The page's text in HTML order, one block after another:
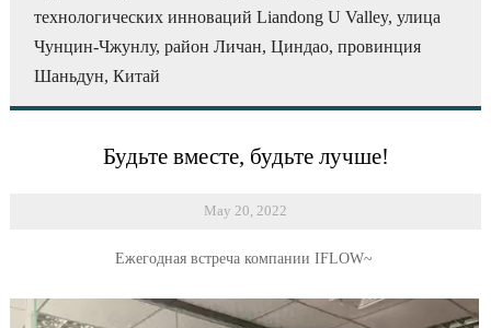
технологических инноваций Liandong U Valley, улица
Чунцин-Чжунлу, район Личан, Циндао, провинция
Шаньдун, Китай
Будьте вместе, будьте лучше!
May 20, 2022
Ежегодная встреча компании IFLOW~